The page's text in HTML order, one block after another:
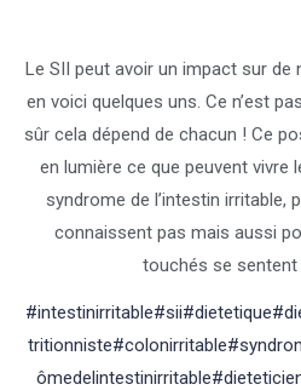
Le SII peut avoir un impact sur de
en voici quelques uns. Ce n’est
sûr cela dépend de chacun ! Ce
en lumière ce que peuvent vivre
syndrome de l’intestin irritable,
connaissent pas mais aussi
touchés se
#intestinirritable#sii#dietetique
tritionniste#colonirritable
ômedelintestinirritable